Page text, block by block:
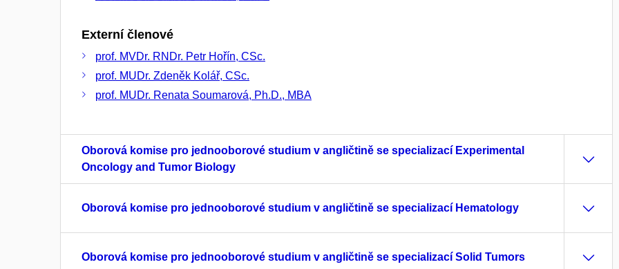
Externí členové
prof. MVDr. RNDr. Petr Hořín, CSc.
prof. MUDr. Zdeněk Kolář, CSc.
prof. MUDr. Renata Soumarová, Ph.D., MBA
Oborová komise pro jednooborové studium v angličtině se specializací Experimental
Oncology and Tumor Biology
Oborová komise pro jednooborové studium v angličtině se specializací Hematology
Oborová komise pro jednooborové studium v angličtině se specializací Solid Tumors